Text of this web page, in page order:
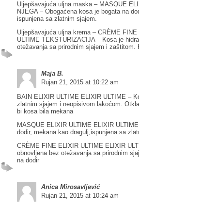
Uljepšavajuća uljna maska – MASQUE ELIXIR ULTIME ELIXIR
NJEGA – Obogaćena kosa je bogata na dodir, mekana kao dragulj,
ispunjena sa zlatnim sjajem.
Uljepšavajuća uljna krema – CRÈME FINE ELIXIR ULTIME ELIXIR
ULTIME TEKSTURIZACIJA – Kosa je hidratizirana i obnovljena bez
otežavanja sa prirodnim sjajem i zaštitom. Kosa je lagana na dodir.
Maja B.
Rujan 21, 2015 at 10:22 am
BAIN ELIXIR ULTIME ELIXIR ULTIME – Kosa dobiva bogat dodir sa
zlatnim sjajem i neopisivom lakoćom. Otklanja i nježno čisti nečistoće
bi kosa bila mekana
MASQUE ELIXIR ULTIME ELIXIR ULTIME – Obogaćena kosa je
dodir, mekana kao dragulj,ispunjena sa zlatnim sjajem
CRÈME FINE ELIXIR ULTIME ELIXIR ULTIME – Kosa je hidratizirana
obnovljena bez otežavanja sa prirodnim sjajem i zaštitom. Kosa je
na dodir
Anica Mirosavljević
Rujan 21, 2015 at 10:24 am